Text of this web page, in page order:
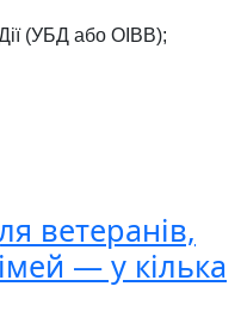
(УБД або ОІВВ);
ветеранів,
— у кілька